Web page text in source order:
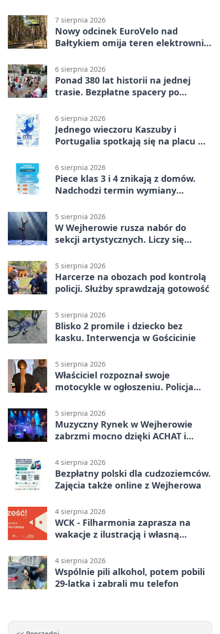
7 sierpnia 2026
Nowy odcinek EuroVelo nad
Bałtykiem omija teren elektrowni
6 sierpnia 2026
Ponad 380 lat historii na jednej
trasie. Bezpłatne spacery po
6 sierpnia 2026
Jednego wieczoru Kaszuby i
Portugalia spotkają się na placu w
6 sierpnia 2026
Piece klas 3 i 4 znikają z domów.
Nadchodzi termin wymiany
5 sierpnia 2026
W Wejherowie rusza nabór do
sekcji artystycznych. Liczy się
5 sierpnia 2026
Harcerze na obozach pod kontrolą
policji. Służby sprawdzają gotowość
5 sierpnia 2026
Blisko 2 promile i dziecko bez
kasku. Interwencja w Gościcinie
5 sierpnia 2026
Właściciel rozpoznał swoje
motocykle w ogłoszeniu. Policja
5 sierpnia 2026
Muzyczny Rynek w Wejherowie
zabrzmi mocno dzięki ACHAT i
4 sierpnia 2026
Bezpłatny polski dla cudzoziemców.
Zajęcia także online z Wejherowa
4 sierpnia 2026
WCK - Filharmonia zaprasza na
wakacje z ilustracją i własną
4 sierpnia 2026
Wspólnie pili alkohol, potem pobili
29-latka i zabrali mu telefon